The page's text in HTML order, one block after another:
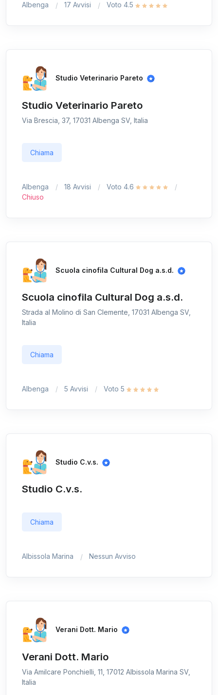
Albenga 17 Avvisi Voto 4.5
Studio Veterinario Pareto
Studio Veterinario Pareto
Via Brescia, 37, 17031 Albenga SV, Italia
Chiama
Albenga 18 Avvisi
Voto 4.6
Chiuso
Scuola cinofila Cultural Dog a.s.d.
Scuola cinofila Cultural Dog a.s.d.
Strada al Molino di San Clemente, 17031 Albenga SV,
Italia
Chiama
Albenga 5 Avvisi Voto 5
Studio C.v.s.
Studio C.v.s.
Chiama
Albissola Marina Nessun Avviso
Verani Dott. Mario
Verani Dott. Mario
Via Amilcare Ponchielli, 11, 17012 Albissola Marina SV,
Italia